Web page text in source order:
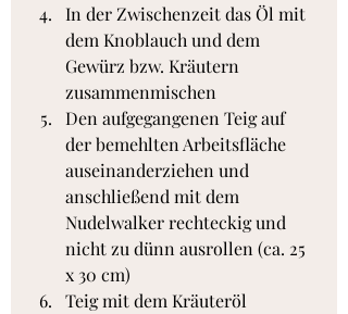
In der Zwischenzeit das Öl mit
dem Knoblauch und dem
Gewürz bzw. Kräutern
zusammenmischen
Den aufgegangenen Teig auf
der bemehlten Arbeitsfläche
auseinanderziehen und
anschließend mit dem
Nudelwalker rechteckig und
nicht zu dünn ausrollen (ca. 25
x 30 cm)
Teig mit dem Kräuteröl